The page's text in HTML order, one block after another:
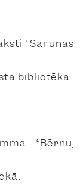
“Sarunas
bibliotēkā.
“Bērnu,